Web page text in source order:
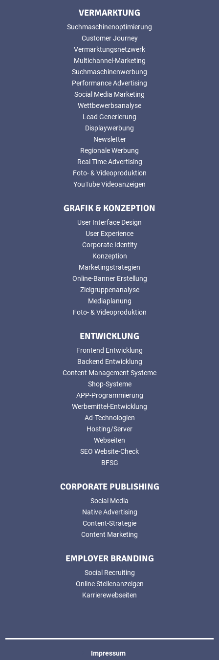
VERMARKTUNG
Suchmaschinenoptimierung
Customer Journey
Vermarktungsnetzwerk
Multichannel-Marketing
Suchmaschinenwerbung
Performance Advertising
Social Media Marketing
Wettbewerbsanalyse
Lead Generierung
Displaywerbung
Newsletter
Regionale Werbung
Real Time Advertising
Foto- & Videoproduktion
YouTube Videoanzeigen
GRAFIK & KONZEPTION
User Interface Design
User Experience
Corporate Identity
Konzeption
Marketingstrategien
Online-Banner Erstellung
Zielgruppenanalyse
Mediaplanung
Foto- & Videoproduktion
ENTWICKLUNG
Frontend Entwicklung
Backend Entwicklung
Content Management Systeme
Shop-Systeme
APP-Programmierung
Werbemittel-Entwicklung
Ad-Technologien
Hosting/Server
Webseiten
SEO Website-Check
BFSG
CORPORATE PUBLISHING
Social Media
Native Advertising
Content-Strategie
Content Marketing
EMPLOYER BRANDING
Social Recruiting
Online Stellenanzeigen
Karrierewebseiten
Impressum